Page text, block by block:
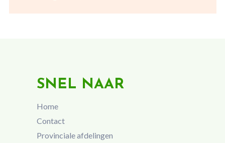
SNEL NAAR
Home
Contact
Provinciale afdelingen